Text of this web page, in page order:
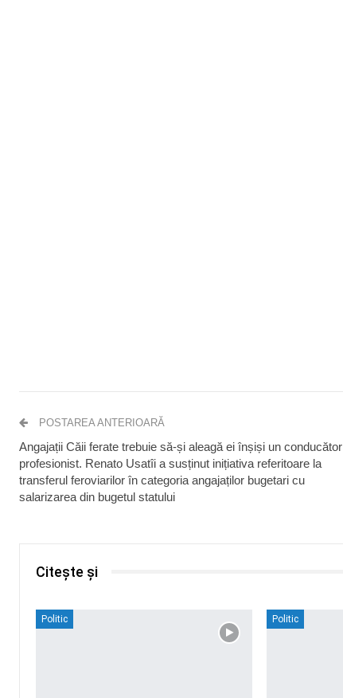
POSTAREA ANTERIOARĂ
Angajații Căii ferate trebuie să-și aleagă ei înșiși un conducător
profesionist. Renato Usatîi a susținut inițiativa referitoare la
transferul feroviarilor în categoria angajaților bugetari cu
salarizarea din bugetul statului
Citește și
Politic Politic